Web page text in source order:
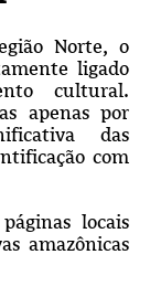
Norte, o
ligado
cultural.
apenas por
das
com
locais
amazônicas